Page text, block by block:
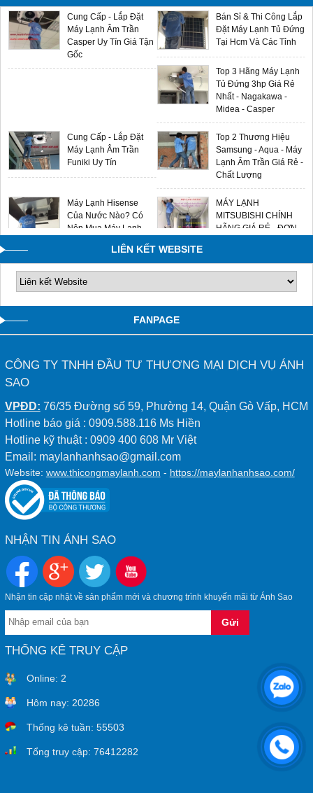
Cung Cấp - Lắp Đặt
Máy Lạnh Âm Trần
Casper Uy Tín Giá Tận
Gốc
Bán Sỉ & Thi Công Lắp
Đặt Máy Lạnh Tủ Đứng
Tại Hcm Và Các Tỉnh
Top 3 Hãng Máy Lạnh
Tủ Đứng 3hp Giá Rẻ
Nhất - Nagakawa -
Midea - Casper
Cung Cấp - Lắp Đặt
Máy Lạnh Âm Trần
Funiki Uy Tín
Top 2 Thương Hiệu
Samsung - Aqua - Máy
Lạnh Âm Trần Giá Rẻ -
Chất Lượng
Máy Lạnh Hisense
Của Nước Nào? Có
Nên Mua Máy Lạnh
MÁY LẠNH
MITSUBISHI CHÍNH
HÃNG GIÁ RẺ - ĐƠN
0909588116
LIÊN KẾT WEBSITE
FANPAGE
CÔNG TY TNHH ĐẦU TƯ THƯƠNG MẠI DỊCH VỤ ÁNH
SAO
VPĐD: 76/35 Đường số 59, Phường 14, Quận Gò Vấp, HCM
Hotline báo giá : 0909.588.116 Ms Hiền
Hotline kỹ thuật : 0909 400 608 Mr Việt
Email: maylanhanhsao@gmail.com
Website: www.thicongmaylanh.com - https://maylanhanhsao.com/
NHẬN TIN ÁNH SAO
Nhận tin cập nhật về sản phẩm mới và chương trình khuyến mãi từ Ánh Sao
THỐNG KÊ TRUY CẬP
Online: 2
Hôm nay: 20286
Thống kê tuần: 55503
Tổng truy cập: 76412282